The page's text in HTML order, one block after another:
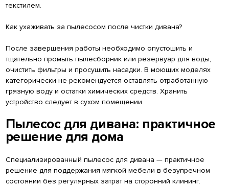
текстилем.
Как ухаживать за пылесосом после чистки дивана?
После завершения работы необходимо опустошить и
тщательно промыть пылесборник или резервуар для воды,
очистить фильтры и просушить насадки. В моющих моделях
категорически не рекомендуется оставлять отработанную
грязную воду и остатки химических средств. Хранить
устройство следует в сухом помещении.
Пылесос для дивана: практичное
решение для дома
Специализированный пылесос для дивана — практичное
решение для поддержания мягкой мебели в безупречном
состоянии без регулярных затрат на сторонний клининг.